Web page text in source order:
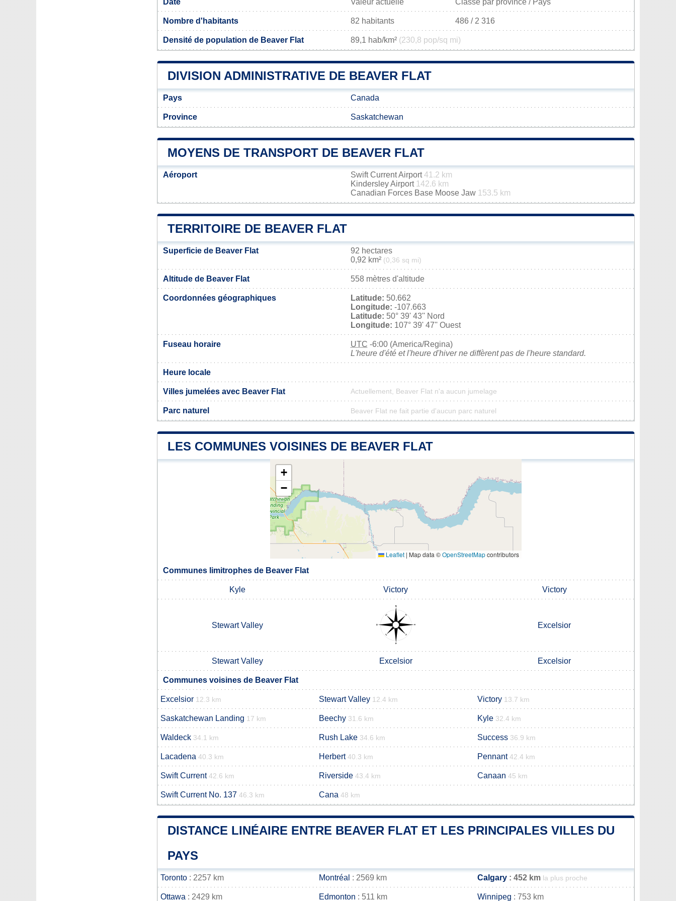
Date Valeur actuelle Classé par province / Pays
Nombre d'habitants 82 habitants 486 / 2 316
Densité de population de Beaver Flat 89,1 hab/km² (230,8 pop/sq mi)
DIVISION ADMINISTRATIVE DE BEAVER FLAT
Pays Canada
Province Saskatchewan
MOYENS DE TRANSPORT DE BEAVER FLAT
Aéroport Swift Current Airport41.2 km
Kindersley Airport 142.6 km
Canadian Forces Base Moose Jaw 153.5 km
TERRITOIRE DE BEAVER FLAT
Superficie de Beaver Flat
92 hectares
0,92 km² (0,36 sq mi)
Altitude de Beaver Flat 558 mètres d'altitude
Coordonnées géographiques Latitude: 50.662
Longitude: -107.663
Latitude: 50° 39' 43'' Nord
Longitude: 107° 39' 47'' Ouest
Fuseau horaire UTC -6:00 (America/Regina)
L'heure d'été et l'heure d'hiver ne diffèrent pas de l'heure standard.
Heure locale
Villes jumelées avec Beaver Flat Actuellement, Beaver Flat n'a aucun jumelage
Parc naturel Beaver Flat ne fait partie d'aucun parc naturel
LES COMMUNES VOISINES DE BEAVER FLAT
+
−
Leaflet | Map data ©OpenStreetMapcontributors
Communes limitrophes de Beaver Flat
Kyle Victory Victory
Stewart Valley Excelsior
Stewart Valley Excelsior Excelsior
Communes voisines de Beaver Flat
Excelsior 12.3 km Stewart Valley 12.4 km Victory 13.7 km
Saskatchewan Landing 17 km Beechy 31.6 km Kyle 32.4 km
Waldeck 34.1 km Rush Lake 34.6 km Success 36.9 km
Lacadena 40.3 km Herbert 40.3 km Pennant 42.4 km
Swift Current 42.6 km Riverside 43.4 km Canaan 45 km
Swift Current No. 137 46.3 km Cana 48 km
DISTANCE LINÉAIRE ENTRE BEAVER FLAT ET LES PRINCIPALES VILLES DU
PAYS
Toronto : 2257 km Montréal : 2569 km Calgary : 452 km la plus proche
Ottawa : 2429 km Edmonton : 511 km Winnipeg : 753 km